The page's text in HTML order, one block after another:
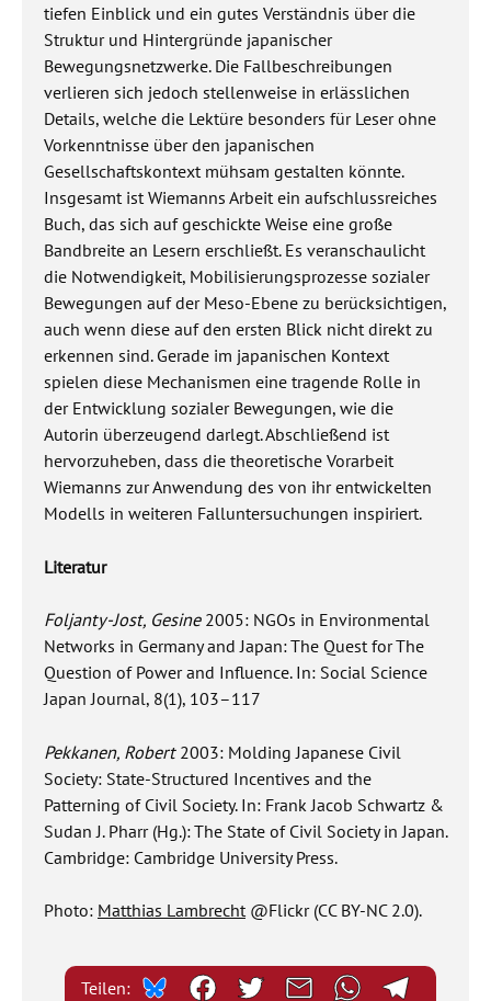
tiefen Einblick und ein gutes Verständnis über die
Struktur und Hintergründe japanischer
Bewegungsnetzwerke. Die Fallbeschreibungen
verlieren sich jedoch stellenweise in erlässlichen
Details, welche die Lektüre besonders für Leser ohne
Vorkenntnisse über den japanischen
Gesellschaftskontext mühsam gestalten könnte.
Insgesamt ist Wiemanns Arbeit ein aufschlussreiches
Buch, das sich auf geschickte Weise eine große
Bandbreite an Lesern erschließt. Es veranschaulicht
die Notwendigkeit, Mobilisierungsprozesse sozialer
Bewegungen auf der Meso-Ebene zu berücksichtigen,
auch wenn diese auf den ersten Blick nicht direkt zu
erkennen sind. Gerade im japanischen Kontext
spielen diese Mechanismen eine tragende Rolle in
der Entwicklung sozialer Bewegungen, wie die
Autorin überzeugend darlegt. Abschließend ist
hervorzuheben, dass die theoretische Vorarbeit
Wiemanns zur Anwendung des von ihr entwickelten
Modells in weiteren Falluntersuchungen inspiriert.
Literatur
Foljanty-Jost, Gesine2005: NGOs in Environmental
Networks in Germany and Japan: The Quest for The
Question of Power and Influence. In: Social Science
Japan Journal, 8(1), 103–117
Pekkanen, Robert2003: Molding Japanese Civil
Society: State-Structured Incentives and the
Patterning of Civil Society. In: Frank Jacob Schwartz &
Sudan J. Pharr (Hg.): The State of Civil Society in Japan.
Cambridge: Cambridge University Press.
Photo: Matthias Lambrecht @Flickr(CC BY-NC 2.0).
Teilen: